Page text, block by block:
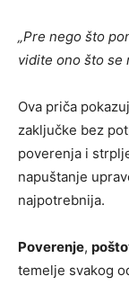
„Pre nego što
vidite ono što se
Ova priča
zaključke bez
poverenja i
napuštanje
najpotrebnija.
Poverenje,
temelje svakog